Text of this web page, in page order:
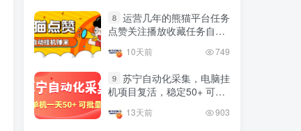
2年前 4555人已阅读
0粉0基础抖音做旅游直播，
30天带货250万GMV，纯利
10万，及经验
TOP9
国内最多电脑挂机赚钱项目
TOP10
8 运营几年的熊猫平台任务
点赞关注播放收藏任务自动
量
10天前 749
9 苏宁自动化采集，电脑挂
机项目复活，稳定50+ 可批
13天前 903